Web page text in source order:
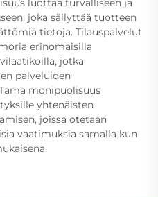
luottaa turvalliseen ja
joka säilyttää tuotteen
tietoja. Tilauspalvelut
erinomaisilla
jotka
palveluiden
monipuolisuus
yhtenäisten
joissa otetaan
vaatimuksia samalla kun